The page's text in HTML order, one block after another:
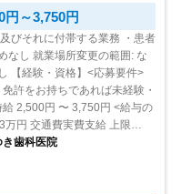
円～3,750円
びそれに付帯する業務 ・患者
2,500円 〜 3,750円 <給与の
き歯科医院